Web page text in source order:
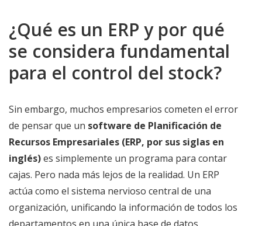
¿Qué es un ERP y por qué
se considera fundamental
para el control del stock?
Sin embargo, muchos empresarios cometen el error
de pensar que un software de Planificación de
Recursos Empresariales (ERP, por sus siglas en
inglés)es simplemente un programa para contar
cajas. Pero nada más lejos de la realidad. Un ERP
actúa como el sistema nervioso central de una
organización, unificando la información de todos los